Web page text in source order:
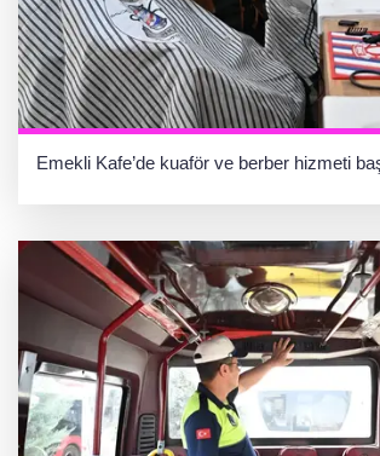
Emekli Kafe’de kuaför ve berber hizmeti